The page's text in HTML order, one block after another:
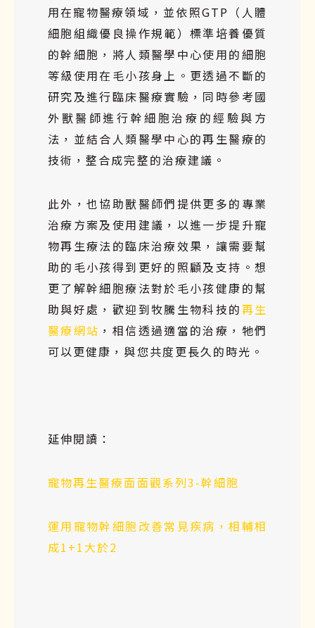
用在寵物醫療領域，並依照GTP（人體
細胞組織優良操作規範）標準培養優質
的幹細胞，將人類醫學中心使用的細胞
等級使用在毛小孩身上。更透過不斷的
研究及進行臨床醫療實驗，同時參考國
外獸醫師進行幹細胞治療的經驗與方
法，並結合人類醫學中心的再生醫療的
技術，整合成完整的治療建議。
此外，也協助獸醫師們提供更多的專業
治療方案及使用建議，以進一步提升寵
物再生療法的臨床治療效果，讓需要幫
助的毛小孩得到更好的照顧及支持。想
更了解幹細胞療法對於毛小孩健康的幫
助與好處，歡迎到牧騰生物科技的再生
醫療網站 ，相信透過適當的治療，牠們
可以更健康，與您共度更長久的時光。
延伸閱讀：
寵物再生醫療面面觀系列3-幹細胞
運用寵物幹細胞改善常見疾病，相輔相
成1+1大於2